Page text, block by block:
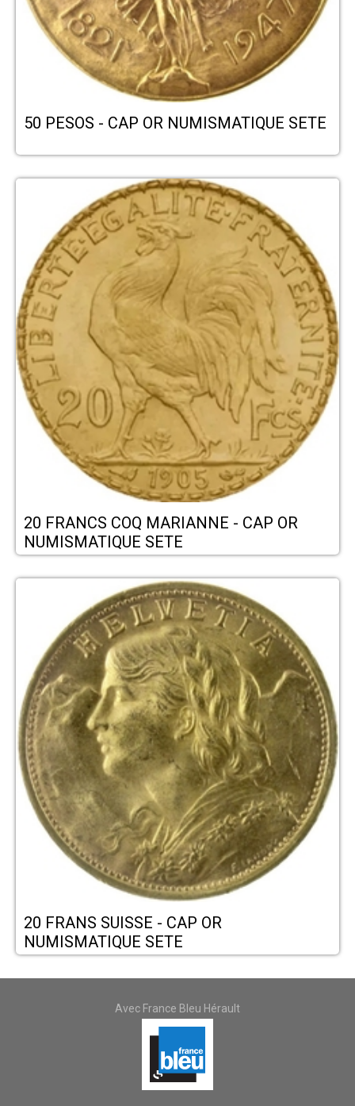
50 PESOS - CAP OR NUMISMATIQUE SETE
20 FRANCS COQ MARIANNE - CAP OR
NUMISMATIQUE SETE
20 FRANS SUISSE - CAP OR
NUMISMATIQUE SETE
Avec France Bleu Hérault